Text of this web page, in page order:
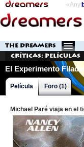
THE DREAMERS
Críticas: Películas
El Experimento
Película Foro (1)
Michael Paré viaja en el